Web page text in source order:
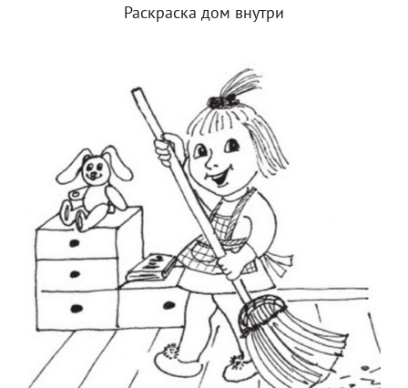
Раскраска дом внутри